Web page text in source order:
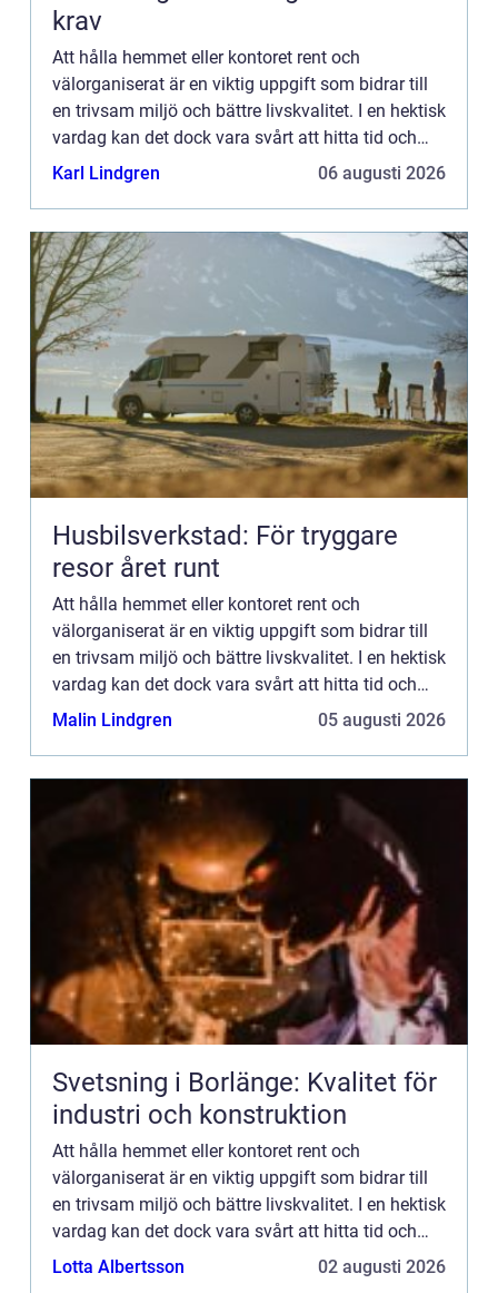
krav
Att hålla hemmet eller kontoret rent och
välorganiserat är en viktig uppgift som bidrar till
en trivsam miljö och bättre livskvalitet. I en hektisk
vardag kan det dock vara svårt att hitta tid och
energi för regel...
Karl Lindgren 06 augusti 2026
Husbilsverkstad: För tryggare
resor året runt
Att hålla hemmet eller kontoret rent och
välorganiserat är en viktig uppgift som bidrar till
en trivsam miljö och bättre livskvalitet. I en hektisk
vardag kan det dock vara svårt att hitta tid och
energi för regel...
Malin Lindgren 05 augusti 2026
Svetsning i Borlänge: Kvalitet för
industri och konstruktion
Att hålla hemmet eller kontoret rent och
välorganiserat är en viktig uppgift som bidrar till
en trivsam miljö och bättre livskvalitet. I en hektisk
vardag kan det dock vara svårt att hitta tid och
energi för regel...
Lotta Albertsson 02 augusti 2026